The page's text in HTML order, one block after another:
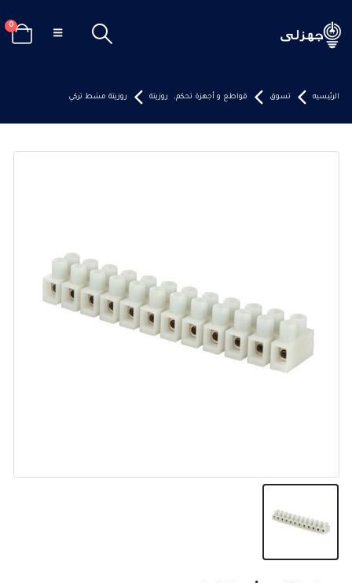
0
الرئيسيه تسوق قواطع و أجهزة تحكم, روزيتة روزيتة مشط تركي